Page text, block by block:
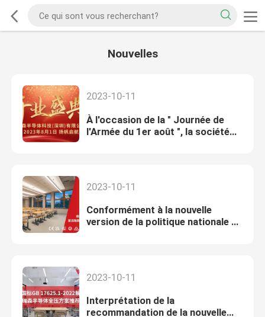
Nouvelles
2023-10-11
À l'occasion de la " Journée de
l'Armée du 1er août ", la société
2023-10-11
Conformément à la nouvelle
version de la politique nationale de
2023-10-11
Interprétation de la
recommandation de la nouvelle